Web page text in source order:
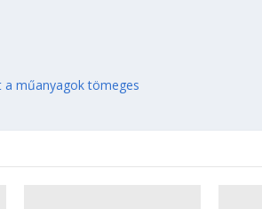
a műanyagok tömeges